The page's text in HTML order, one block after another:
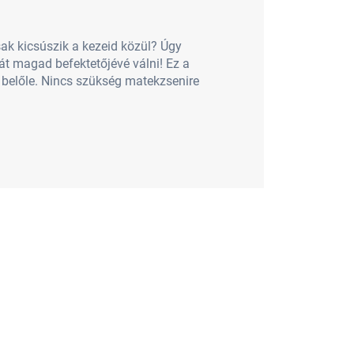
kicsúszik a kezeid közül? Úgy
magad befektetőjévé válni! Ez a
Nincs szükség matekzsenire